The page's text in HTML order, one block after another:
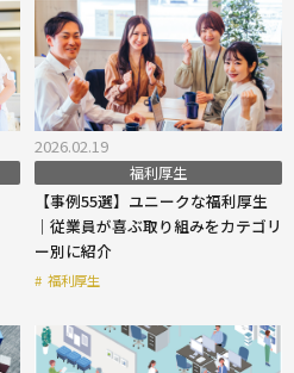
2026.02.19
福利厚生
【事例55選】ユニークな福利厚生
｜従業員が喜ぶ取り組みをカテゴリ
ー別に紹介
# 福利厚生